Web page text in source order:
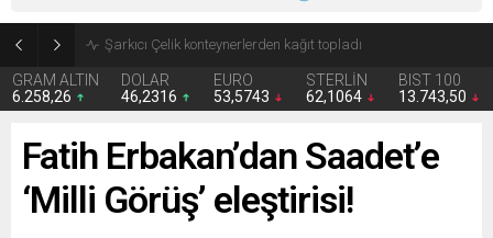
İran 2 ülkeyi birden vurdu
GRAM ALTIN
6.258,26
DOLAR
46,2316
EURO
53,5743
STERLİN
62,1064
BIST 100
13.743,50
Fatih Erbakan’dan Saadet’e
‘Milli Görüş’ eleştirisi!